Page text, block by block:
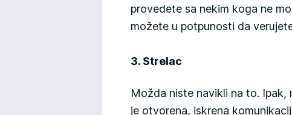
provedete sa nekim koga ne
možete u potpunosti da
3. Strelac
Možda niste navikli na to.
je otvorena, iskrena